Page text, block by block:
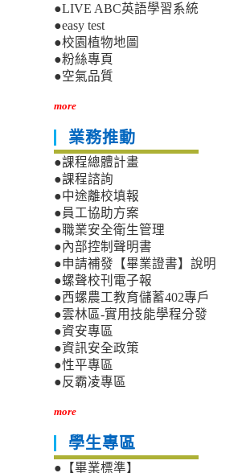
●LIVE ABC英語學習系統
●easy test
●校園植物地圖
●粉絲專頁
●空氣品質
more
業務推動
●課程總體計畫
●課程諮詢
●中途離校填報
●員工協助方案
●職業安全衛生管理
●內部控制聲明書
●申請補發【畢業證書】說明
●螺聲校刊電子報
●西螺農工教育儲蓄402專戶
●雲林區-實用技能學程分發
●資安專區
●資訊安全政策
●性平專區
●反霸凌專區
more
學生專區
●【畢業標準】